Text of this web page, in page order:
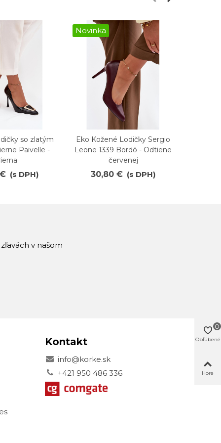
so zlatým
Paivelle -
(s DPH)
Novinka
Obľúbené
Eko Kožené Lodičky Sergio
Leone 1339 Bordó - Odtiene
červenej
30,80 € (s DPH)
v našom
Kontakt
info@korke.sk
+421 950 486 336
Obľúbené
0
Hore